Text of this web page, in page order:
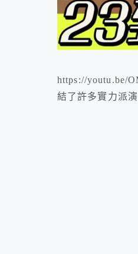
https://youtu.be/
結了許多實力派